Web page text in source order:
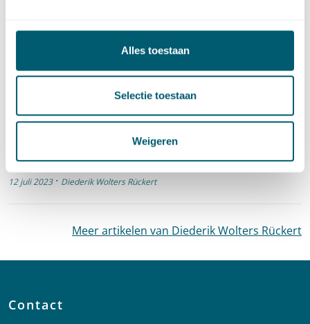
Alles toestaan
Selectie toestaan
Weigeren
Artikelen door Diederik
Wolters Rückert
Aanbestedingsrecht
Foreign Subsidies Regulation (Verordening
2022/2560)
12 juli 2023 · Diederik Wolters Rückert
Meer artikelen van Diederik Wolters Rückert
Contact